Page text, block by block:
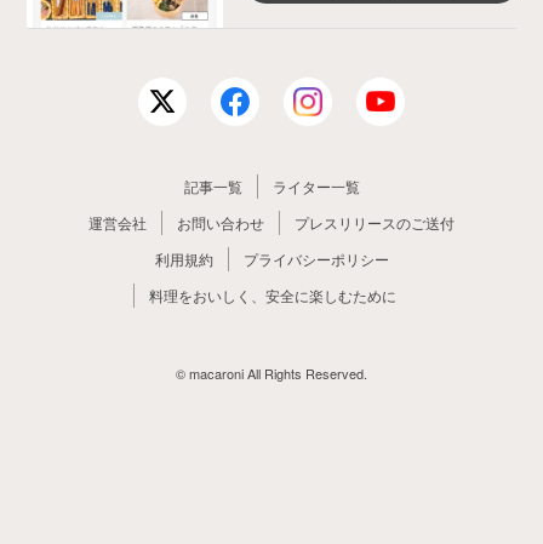
記事一覧
ライター一覧
運営会社
お問い合わせ
プレスリリースのご送付
利用規約
プライバシーポリシー
料理をおいしく、安全に楽しむために
© macaroni All Rights Reserved.